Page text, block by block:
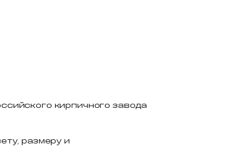
кирпичного завода
размеру и